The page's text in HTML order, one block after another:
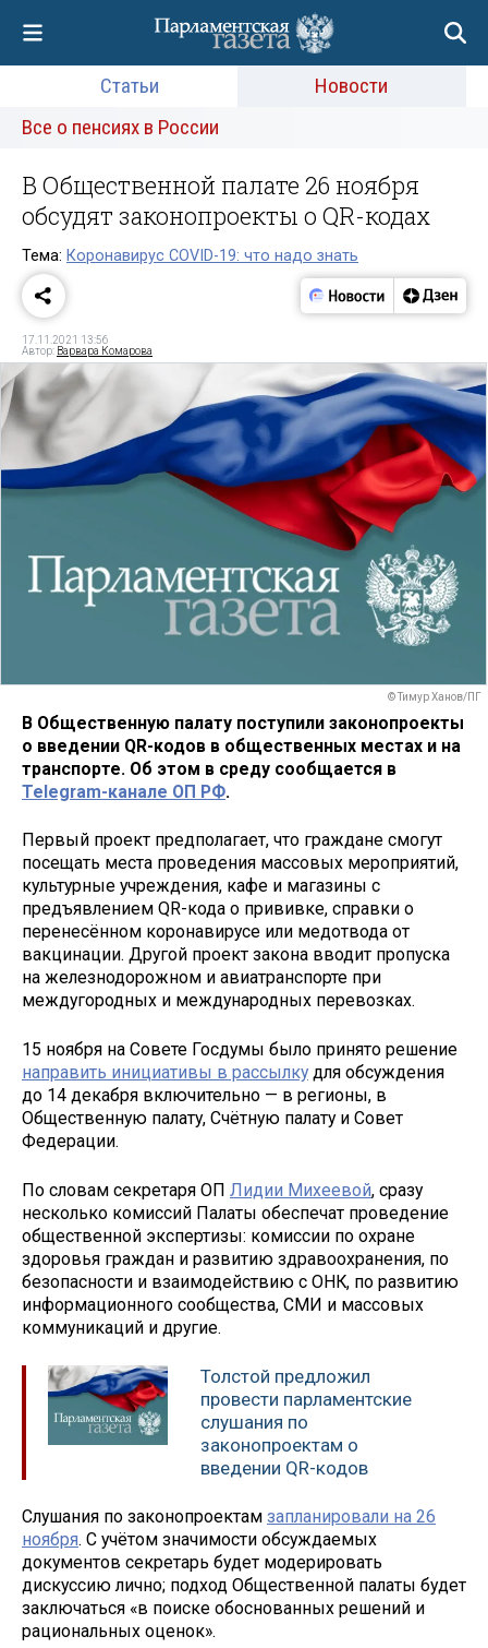
Статьи
Новости
Все о пенсиях в России
В Общественной палате 26 ноября
обсудят законопроекты о QR-кодах
Тема: Коронавирус COVID-19: что надо знать
17.11.2021 13:56
Автор: Варвара Комарова
© Тимур Ханов/ПГ
В Общественную палату поступили законопроекты
о введении QR-кодов в общественных местах и на
транспорте. Об этом в среду сообщается в
Telegram-канале ОП РФ.
Первый проект предполагает, что граждане смогут
посещать места проведения массовых мероприятий,
культурные учреждения, кафе и магазины с
предъявлением QR-кода о прививке, справки о
перенесённом коронавирусе или медотвода от
вакцинации. Другой проект закона вводит пропуска
на железнодорожном и авиатранспорте при
междугородных и международных перевозках.
15 ноября на Совете Госдумы было принято решение
направить инициативы в рассылку для обсуждения
до 14 декабря включительно — в регионы, в
Общественную палату, Счётную палату и Совет
Федерации.
По словам секретаря ОП Лидии Михеевой, сразу
несколько комиссий Палаты обеспечат проведение
общественной экспертизы: комиссии по охране
здоровья граждан и развитию здравоохранения, по
безопасности и взаимодействию с ОНК, по развитию
информационного сообщества, СМИ и массовых
коммуникаций и другие.
Толстой предложил
провести парламентские
слушания по
законопроектам о
введении QR-кодов
Слушания по законопроектам запланировали на 26
ноября. С учётом значимости обсуждаемых
документов секретарь будет модерировать
дискуссию лично; подход Общественной палаты будет
заключаться «в поиске обоснованных решений и
рациональных оценок».